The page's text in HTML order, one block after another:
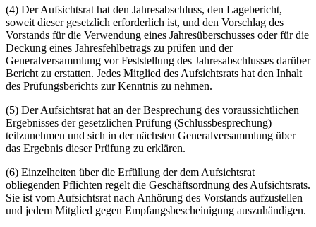
(4) Der Aufsichtsrat hat den Jahresabschluss, den Lagebericht,
soweit dieser gesetzlich erforderlich ist, und den Vorschlag des
Vorstands für die Verwendung eines Jahresüberschusses oder für die
Deckung eines Jahresfehlbetrags zu prüfen und der
Generalversammlung vor Feststellung des Jahresabschlusses darüber
Bericht zu erstatten. Jedes Mitglied des Aufsichtsrats hat den Inhalt
des Prüfungsberichts zur Kenntnis zu nehmen.
(5) Der Aufsichtsrat hat an der Besprechung des voraussichtlichen
Ergebnisses der gesetzlichen Prüfung (Schlussbesprechung)
teilzunehmen und sich in der nächsten Generalversammlung über
das Ergebnis dieser Prüfung zu erklären.
(6) Einzelheiten über die Erfüllung der dem Aufsichtsrat
obliegenden Pflichten regelt die Geschäftsordnung des Aufsichtsrats.
Sie ist vom Aufsichtsrat nach Anhörung des Vorstands aufzustellen
und jedem Mitglied gegen Empfangsbescheinigung auszuhändigen.